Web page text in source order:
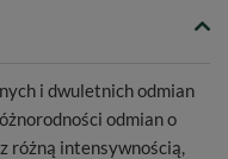
i dwuletnich odmian
odmian o
różną intensywnością,